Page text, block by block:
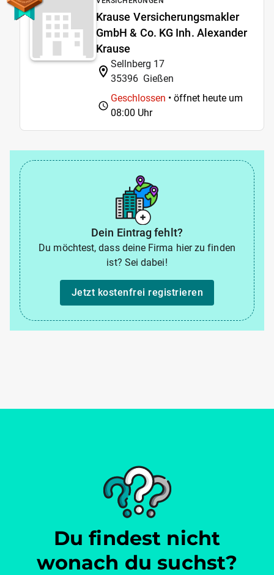
Krause Versicherungsmakler
GmbH & Co. KG Inh. Alexander
Krause
Sellnberg 17
35396 Gießen
Geschlossen • öffnet heute um
08:00 Uhr
Dein Eintrag fehlt?
Du möchtest, dass deine Firma hier zu finden
ist? Sei dabei!
Jetzt kostenfrei registrieren
Du findest nicht
wonach du suchst?